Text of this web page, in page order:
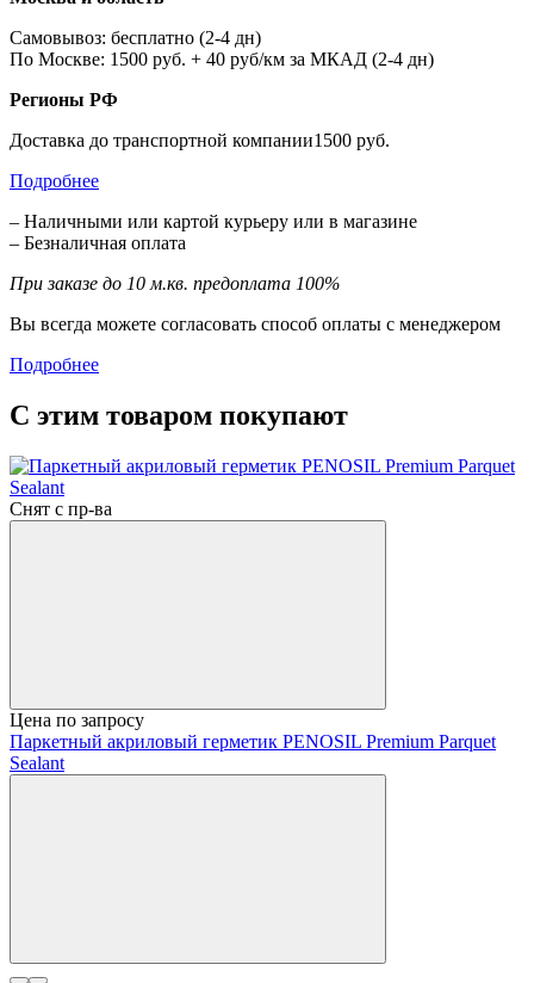
Самовывоз: бесплатно (2-4 дн)
По Москве: 1500 руб. + 40 руб/км за МКАД (2-4 дн)
Регионы РФ
Доставка до транспортной компании1500 руб.
Подробнее
– Наличными или картой курьеру или в магазине
– Безналичная оплата
При заказе до 10 м.кв. предоплата 100%
Вы всегда можете согласовать способ оплаты с менеджером
Подробнее
С этим товаром покупают
Снят с пр-ва
Цена по запросу
Паркетный акриловый герметик PENOSIL Premium Parquet
Sealant